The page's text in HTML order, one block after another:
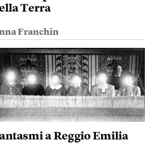
Terra
Franchin
a Reggio Emilia